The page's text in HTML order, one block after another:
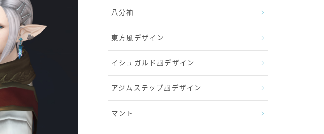
八分袖
東方風デザイン
イシュガルド風デザイン
アジムステップ風デザイン
マント